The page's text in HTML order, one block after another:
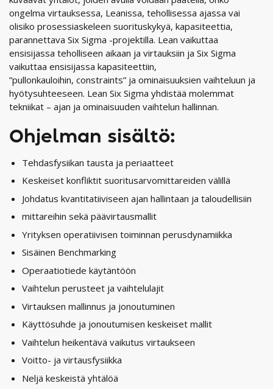
ongelma virtauksessa, Leanissa, tehollisessa ajassa vai
olisiko prosessiaskeleen suorituskykyä, kapasiteettia,
parannettava Six Sigma -projektilla. Lean vaikuttaa
ensisijassa teholliseen aikaan ja virtauksiin ja Six Sigma
vaikuttaa ensisijassa kapasiteettiin,
”pullonkauloihin, constraints” ja ominaisuuksien vaihteluun ja
hyötysuhteeseen. Lean Six Sigma yhdistää molemmat
tekniikat – ajan ja ominaisuuden vaihtelun hallinnan.
Ohjelman sisältö:
Tehdasfysiikan tausta ja periaatteet
Keskeiset konfliktit suoritusarvomittareiden välillä
Johdatus kvantitatiiviseen ajan hallintaan ja taloudellisiin
mittareihin sekä päävirtausmallit
Yrityksen operatiivisen toiminnan perusdynamiikka
Sisäinen Benchmarking
Operaatiotiede käytäntöön
Vaihtelun perusteet ja vaihtelulajit
Virtauksen mallinnus ja jonoutuminen
Käyttösuhde ja jonoutumisen keskeiset mallit
Vaihtelun heikentävä vaikutus virtaukseen
Voitto- ja virtausfysiikka
Neljä keskeistä yhtälöä